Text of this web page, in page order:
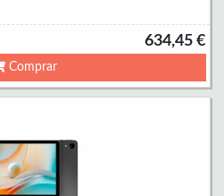
634,45 €
Comprar